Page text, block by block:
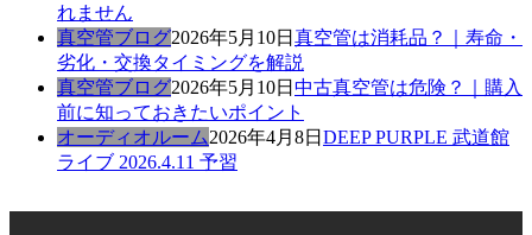
れません
真空管ブログ2026年5月10日 真空管は消耗品？｜寿命・
劣化・交換タイミングを解説
真空管ブログ2026年5月10日 中古真空管は危険？｜購入
前に知っておきたいポイント
オーディオルーム2026年4月8日 DEEP PURPLE 武道館
ライブ 2026.4.11 予習